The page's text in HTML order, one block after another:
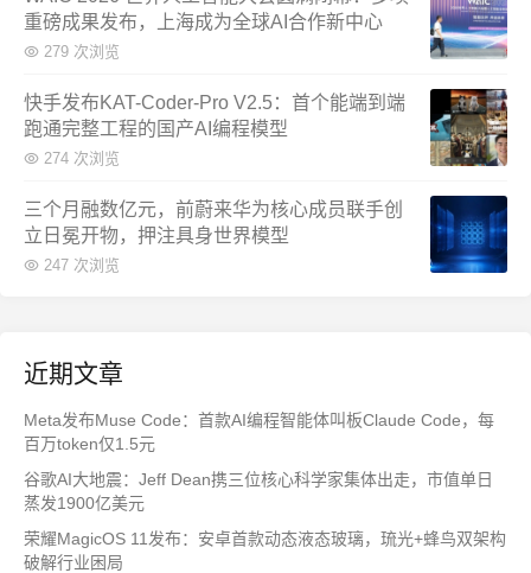
重磅成果发布，上海成为全球AI合作新中心
279 次浏览
快手发布KAT-Coder-Pro V2.5：首个能端到端
跑通完整工程的国产AI编程模型
274 次浏览
三个月融数亿元，前蔚来华为核心成员联手创
立日冕开物，押注具身世界模型
247 次浏览
近期文章
Meta发布Muse Code：首款AI编程智能体叫板Claude Code，每
百万token仅1.5元
谷歌AI大地震：Jeff Dean携三位核心科学家集体出走，市值单日
蒸发1900亿美元
荣耀MagicOS 11发布：安卓首款动态液态玻璃，琉光+蜂鸟双架构
破解行业困局